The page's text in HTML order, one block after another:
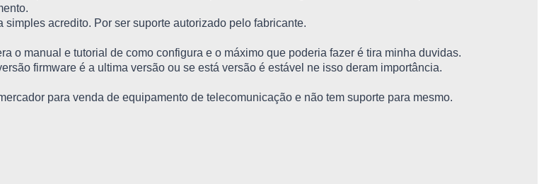
acredito. Por ser suporte autorizado pelo fabricante.
o manual e tutorial de como configura e o máximo que poderia fazer é tira minha duvidas.
firmware é a ultima versão ou se está versão é estável ne isso deram importância.
para venda de equipamento de telecomunicação e não tem suporte para mesmo.